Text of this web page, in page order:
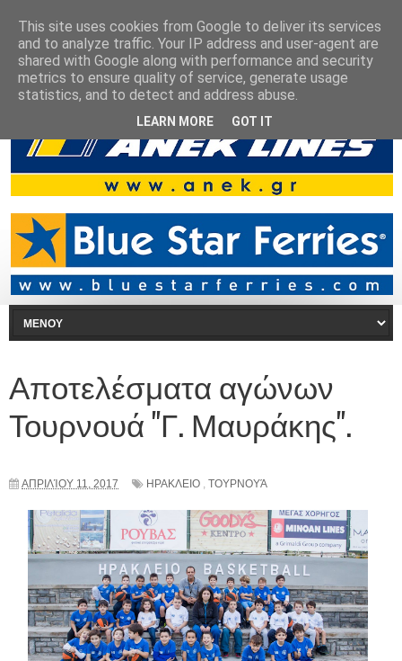
Αποτελέσματα αγώνων
Τουρνουά "Γ. Μαυράκης".
ΑΠΡΙΛΊΟΥ 11, 2017 ΗΡΑΚΛΕΙΟ , ΤΟΥΡΝΟΥΆ
This site uses cookies from Google to deliver its services
and to analyze traffic. Your IP address and user-agent are
shared with Google along with performance and security
metrics to ensure quality of service, generate usage
statistics, and to detect and address abuse.
LEARN MORE GOT IT